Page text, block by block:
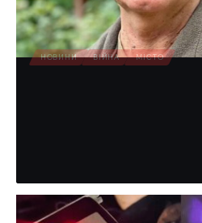
НОВИНИ ВІЙНА МІСТО